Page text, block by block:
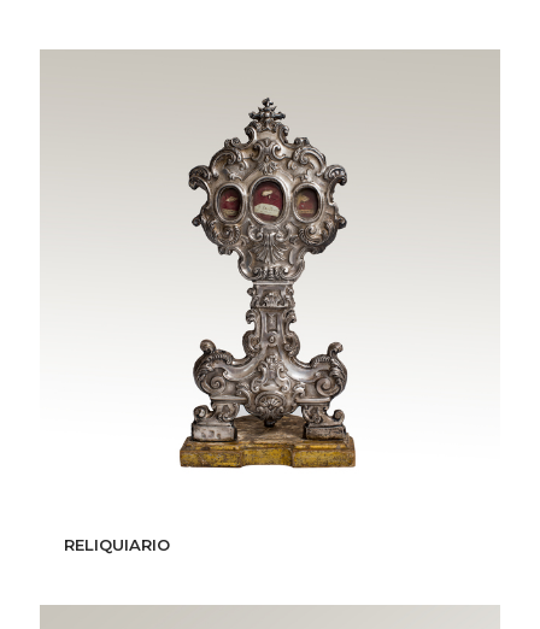
RELIQUIARIO